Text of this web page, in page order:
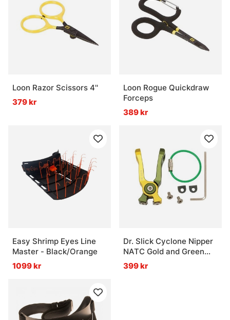
Loon Razor Scissors 4''
379 kr
Loon Rogue Quickdraw
Forceps
389 kr
Easy Shrimp Eyes Line
Master - Black/Orange
1099 kr
Dr. Slick Cyclone Nipper
NATC Gold and Green
Aluminum Frame
399 kr